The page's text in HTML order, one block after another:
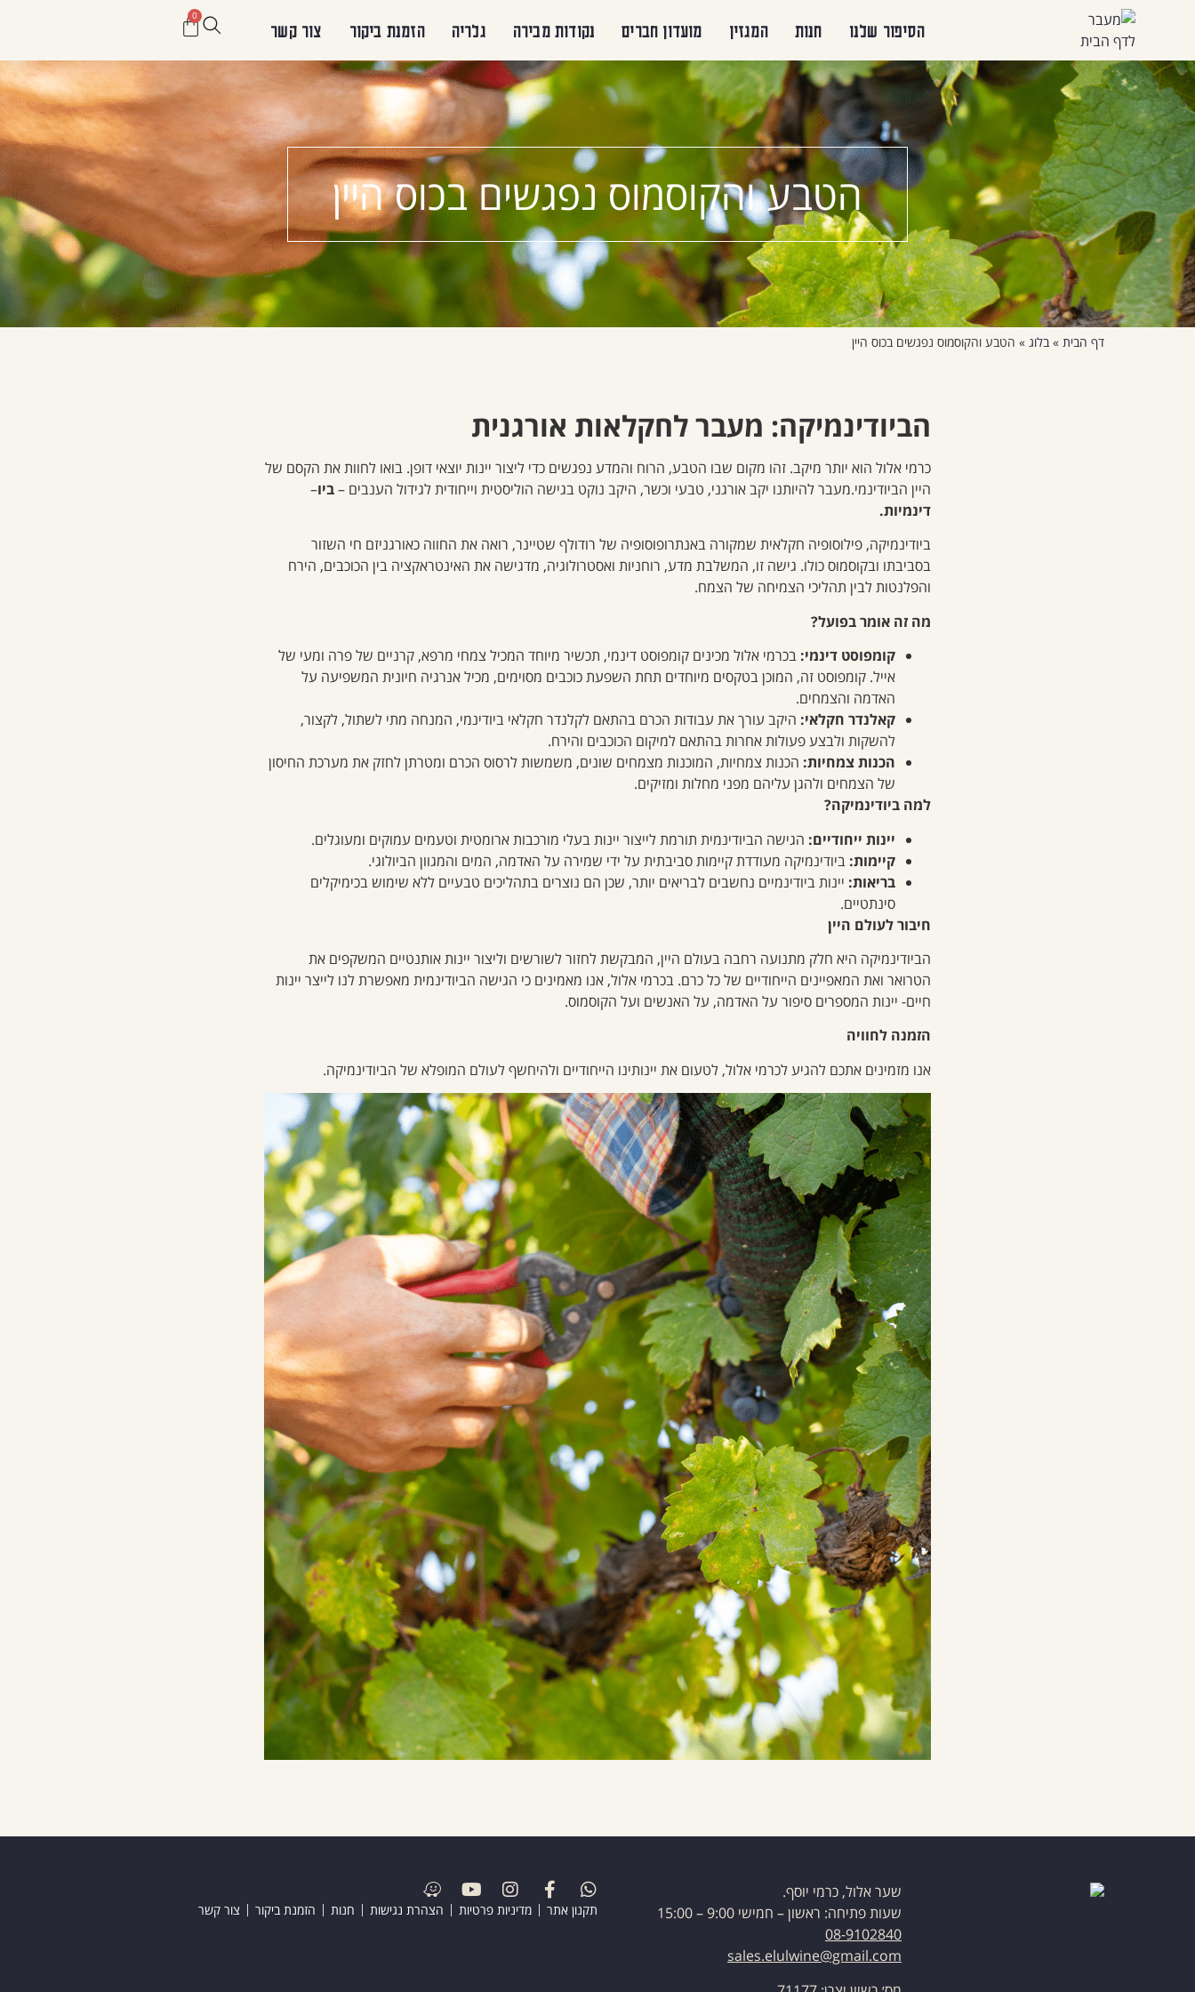
הסיפור שלנו חנות המגזין מועדון חברים נקודות מכירה גלריה הזמנת ביקור צור קשר
0
הטבע והקוסמוס נפגשים בכוס היין
דף הבית »בלוג » הטבע והקוסמוס נפגשים בכוס היין
הביודינמיקה: מעבר לחקלאות אורגנית
כרמי אלול הוא יותר מיקב. זהו מקום שבו הטבע, הרוח והמדע נפגשים כדי ליצור יינות יוצאי דופן. בואו לחוות את הקסם של
היין הביודינמי.מעבר להיותנו יקב אורגני, טבעי וכשר, היקב נוקט בגישה הוליסטית וייחודית לגידול הענבים –ביו–
דינמיות.
ביודינמיקה, פילוסופיה חקלאית שמקורה באנתרופוסופיה של רודולף שטיינר, רואה את החווה כאורגניזם חי השזור
בסביבתו ובקוסמוס כולו. גישה זו, המשלבת מדע, רוחניות ואסטרולוגיה, מדגישה את האינטראקציה בין הכוכבים, הירח
והפלנטות לבין תהליכי הצמיחה של הצמח.
מה זה אומר בפועל?
קומפוסט דינמי: בכרמי אלול מכינים קומפוסט דינמי, תכשיר מיוחד המכיל צמחי מרפא, קרניים של פרה ומעי של
אייל. קומפוסט זה, המוכן בטקסים מיוחדים תחת השפעת כוכבים מסוימים, מכיל אנרגיה חיונית המשפיעה על
האדמה והצמחים.
קאלנדר חקלאי: היקב עורך את עבודות הכרם בהתאם לקלנדר חקלאי ביודינמי, המנחה מתי לשתול, לקצור,
להשקות ולבצע פעולות אחרות בהתאם למיקום הכוכבים והירח.
הכנות צמחיות: הכנות צמחיות, המוכנות מצמחים שונים, משמשות לרסוס הכרם ומטרתן לחזק את מערכת החיסון
של הצמחים ולהגן עליהם מפני מחלות ומזיקים.
למה ביודינמיקה?
יינות ייחודיים: הגישה הביודינמית תורמת לייצור יינות בעלי מורכבות ארומטית וטעמים עמוקים ומעוגלים.
קיימות: ביודינמיקה מעודדת קיימות סביבתית על ידי שמירה על האדמה, המים והמגוון הביולוגי.
בריאות: יינות ביודינמיים נחשבים לבריאים יותר, שכן הם נוצרים בתהליכים טבעיים ללא שימוש בכימיקלים
סינתטיים.
חיבור לעולם היין
הביודינמיקה היא חלק מתנועה רחבה בעולם היין, המבקשת לחזור לשורשים וליצור יינות אותנטיים המשקפים את
הטרואר ואת המאפיינים הייחודיים של כל כרם. בכרמי אלול, אנו מאמינים כי הגישה הביודינמית מאפשרת לנו לייצר יינות
חיים- יינות המספרים סיפור על האדמה, על האנשים ועל הקוסמוס.
הזמנה לחוויה
אנו מזמינים אתכם להגיע לכרמי אלול, לטעום את יינותינו הייחודיים ולהיחשף לעולם המופלא של הביודינמיקה.
שער אלול, כרמי יוסף.
שעות פתיחה: ראשון – חמישי 9:00 – 15:00
08-9102840
sales.elulwine@gmail.com
תקנון אתר מדיניות פרטיות הצהרת נגישות חנות הזמנת ביקור צור קשר